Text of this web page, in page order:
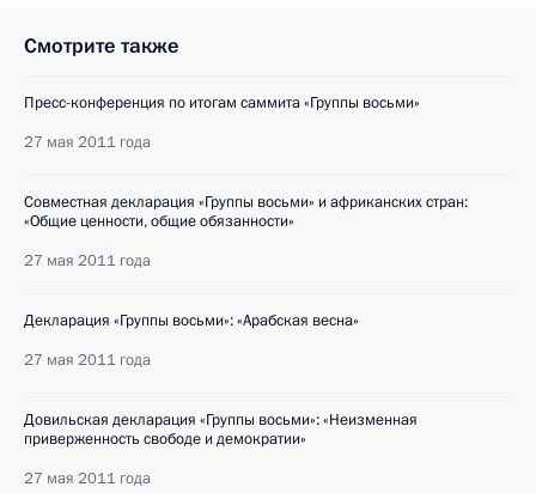
Смотрите также
Пресс-конференция по итогам саммита «Группы восьми»
27 мая 2011 года
Совместная декларация «Группы восьми» и африканских стран:
«Общие ценности, общие обязанности»
27 мая 2011 года
Декларация «Группы восьми»: «Арабская весна»
27 мая 2011 года
Довильская декларация «Группы восьми»: «Неизменная
приверженность свободе и демократии»
27 мая 2011 года